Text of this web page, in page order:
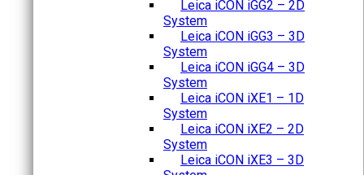
Leica iCON iGG2 – 2D
System
Leica iCON iGG3 – 3D
System
Leica iCON iGG4 – 3D
System
Leica iCON iXE1 – 1D
System
Leica iCON iXE2 – 2D
System
Leica iCON iXE3 – 3D